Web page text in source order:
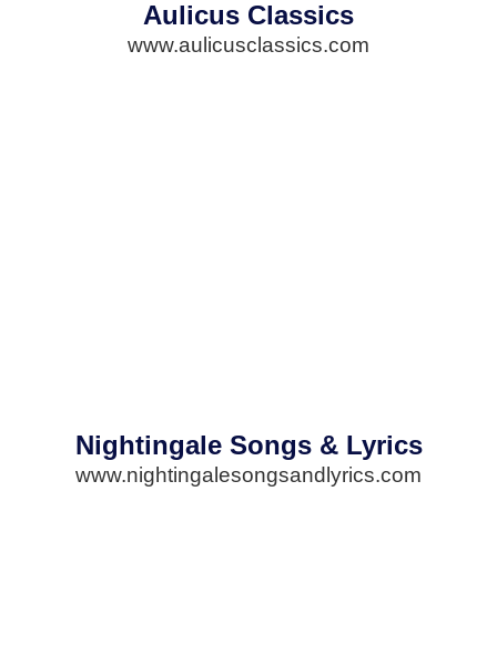
Aulicus Classics
www.aulicusclassics.com
Nightingale Songs & Lyrics
www.nightingalesongsandlyrics.com